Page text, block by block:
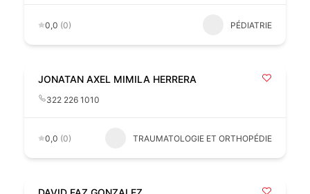
0,0 (0) PÉDIATRIE
JONATAN AXEL MIMILA HERRERA
322 226 1010
0,0 (0) TRAUMATOLOGIE ET ORTHOPÉDIE